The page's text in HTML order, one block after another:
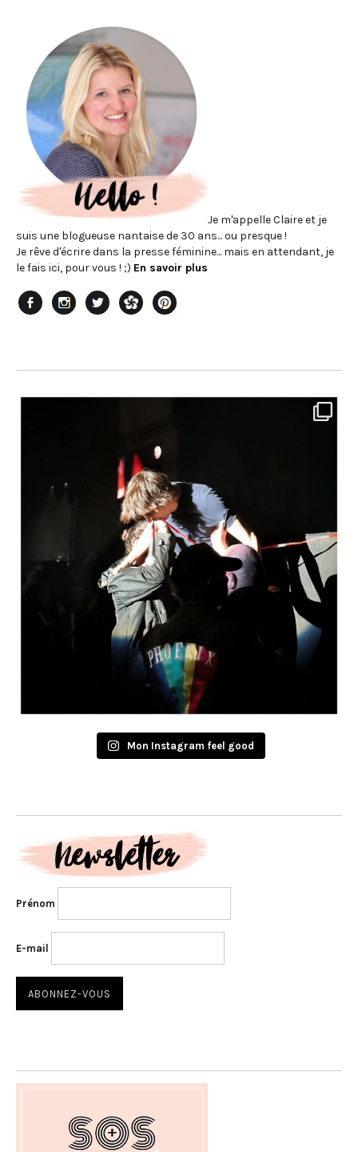
Je m'appelle Claire et je
suis une blogueuse nantaise de 30 ans... ou presque !
Je rêve d'écrire dans la presse féminine... mais en attendant, je
le fais ici, pour vous ! ;) En savoir plus
Mon Instagram feel good
Prénom
E-mail